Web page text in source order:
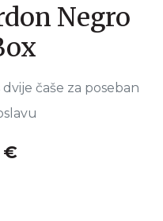
Negro
čaše za poseban
€